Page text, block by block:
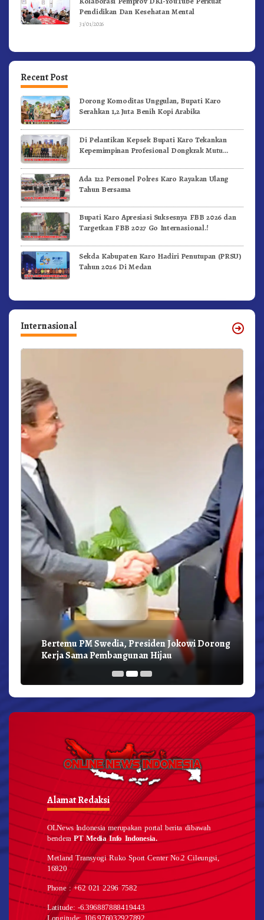
Pendidikan Dan Kesehatan Mental
31/01/2026
Recent Post
Dorong Komoditas Unggulan, Bupati Karo
Serahkan 1,2 Juta Benih Kopi Arabika
Di Pelantikan Kepsek Bupati Karo Tekankan
Kepemimpinan Profesional Dongkrak Mutu
Ada 122 Personel Polres Karo Rayakan Ulang
Tahun Bersama
Bupati Karo Apresiasi Suksesnya FBB 2026 dan
Targetkan FBB 2027 Go Internasional.!
Sekda Kabupaten Karo Hadiri Penutupan (PRSU)
Tahun 2026 Di Medan
Internasional
Bertemu PM Swedia, Presiden Jokowi Dorong
Kerja Sama Pembangunan Hijau
Alamat Redaksi
OLNews Indonesia merupakan portal berita dibawah
benderaPT Media Info Indonesia.
Metland Transyogi Ruko Sport Center No.2 Cileungsi,
16820
Phone : +62 021 2296 7582
Latitude: -6.396887888419443
Longitude: 106.976032927892